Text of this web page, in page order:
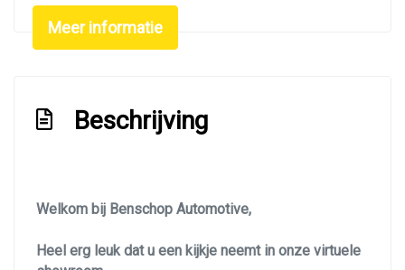
Extra getint glas achter
Getint glas
Keyless entry
Koplampen adaptief
Led dagrijverlichting
Led verlichting
Meer informatie
Beschrijving
Welkom bij Benschop Automotive,
Heel erg leuk dat u een kijkje neemt in onze virtuele